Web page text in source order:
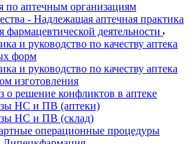
аптечным организациям
- Надлежащая аптечная практика
фармацевтической деятельности
и руководство по качеству аптека
форм
и руководство по качеству аптека
изготовления
о решение конфликтов в аптеке
НС и ПВ (аптеки)
НС и ПВ (склад)
операционные процедуры